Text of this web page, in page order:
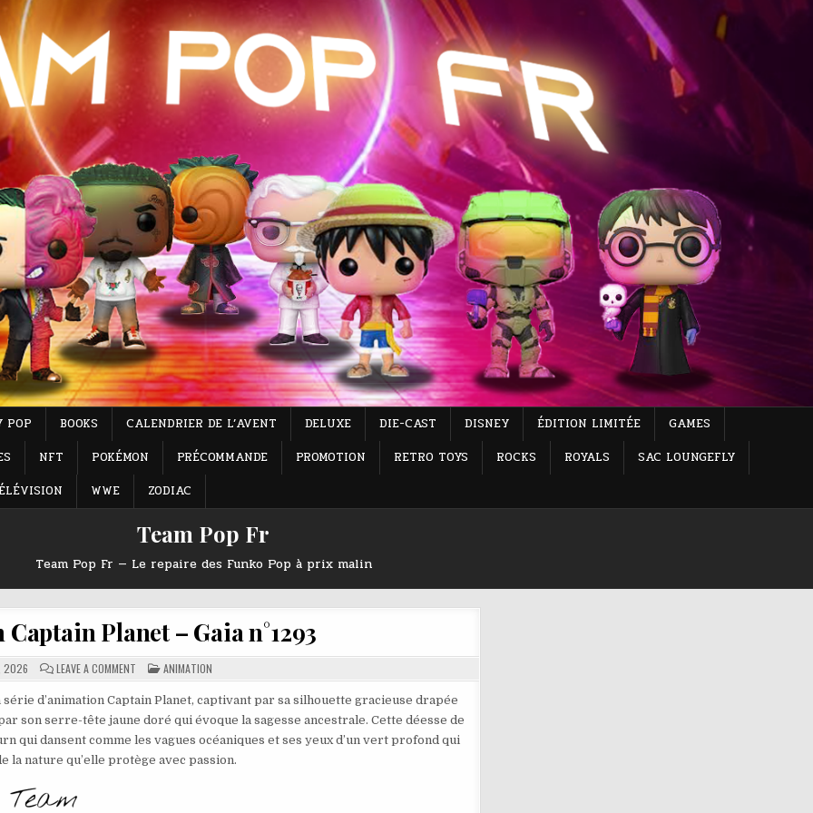
POP BOOKS CALENDRIER DE L’AVENT DELUXE DIE-CAST DISNEY ÉDITION LIMITÉE
GAMES
NFT POKÉMON PRÉCOMMANDE PROMOTION RETRO TOYS ROCKS ROYALS
SAC LOUNGEFLY
WWE ZODIAC
Team Pop Fr
Team Pop Fr — Le repaire des Funko Pop à prix malin
Planet – Gaia n°1293
2026 LEAVE A COMMENT
FUNKO
ANIMATION
PLANET
–
GAIA
N°1293
POSTED
IN
ANIMATION
d’animation Captain Planet, captivant par sa silhouette gracieuse drapée
son serre-tête jaune doré qui évoque la sagesse ancestrale. Cette déesse de
qui dansent comme les vagues océaniques et ses yeux d’un vert profond qui
la nature qu’elle protège avec passion.